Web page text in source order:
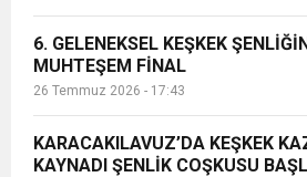
6. GELENEKSEL KEŞKEK
MUHTEŞEM FİNAL
26 Temmuz 2026 - 17:43
KARACAKILAVUZ’DA KEŞKEK
KAYNADI ŞENLİK COŞKUSU